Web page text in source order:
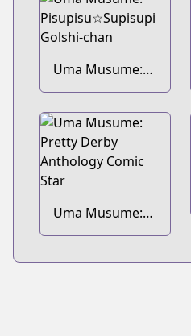
Uma Musume:
Pisupisu☆Supisupi
Golshi-chan
Uma Musume:
Pretty Derby